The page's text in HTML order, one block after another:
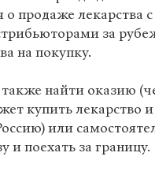
о продаже лекарства
за
на покупку.
найти оказию
купить лекарство и
или
и поехать за границу.